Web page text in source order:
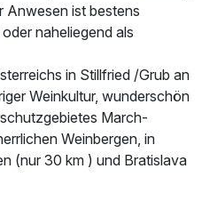
Anwesen ist bestens
naheliegend als
in Stillfried /Grub an
Weinkultur, wunderschön
March-
Weinbergen, in
(nur 30 km ) und Bratislava